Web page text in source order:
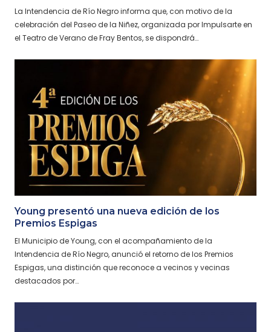
La Intendencia de Río Negro informa que, con motivo de la
celebración del Paseo de la Niñez, organizada por Impulsarte en
el Teatro de Verano de Fray Bentos, se dispondrá…
Young presentó una nueva edición de los
Premios Espigas
El Municipio de Young, con el acompañamiento de la
Intendencia de Río Negro, anunció el retorno de los Premios
Espigas, una distinción que reconoce a vecinos y vecinas
destacados por…